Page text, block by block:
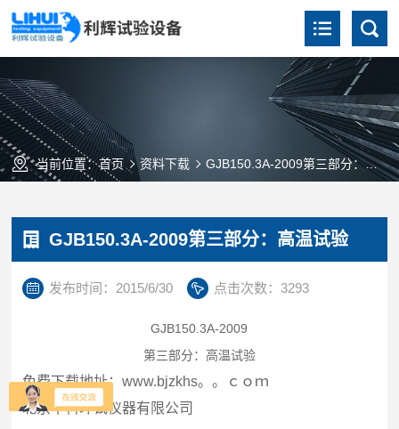
当前位置：首页 资料下载 GJB150.3A-2009第三部分：高温试验
GJB150.3A-2009第三部分：高温试验
发布时间：2015/6/30 点击次数：3293
GJB150.3A-2009
第三部分：高温试验
免费下载地址：www.bjzkhs。。ｃｏｍ
北京中科环试仪器有限公司